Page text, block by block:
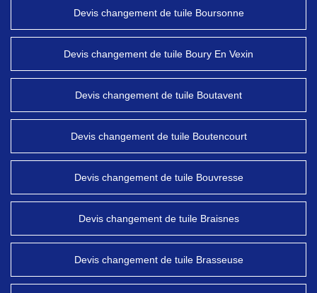
Devis changement de tuile Boursonne
Devis changement de tuile Boury En Vexin
Devis changement de tuile Boutavent
Devis changement de tuile Boutencourt
Devis changement de tuile Bouvresse
Devis changement de tuile Braisnes
Devis changement de tuile Brasseuse